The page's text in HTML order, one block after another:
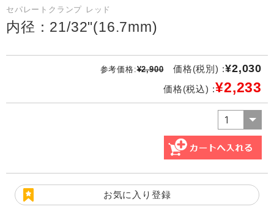
セパレートクランプ レッド
内径：21/32"(16.7mm)
参考価格:¥2,900 価格(税別) :¥2,030
価格(税込) :¥2,233
お気に入り登録